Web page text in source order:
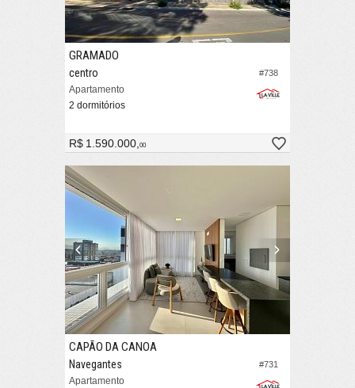
#738
GRAMADO
centro
Apartamento
2 dormitórios
R$ 1.590.000,00
#731
CAPÃO DA CANOA
Navegantes
Apartamento